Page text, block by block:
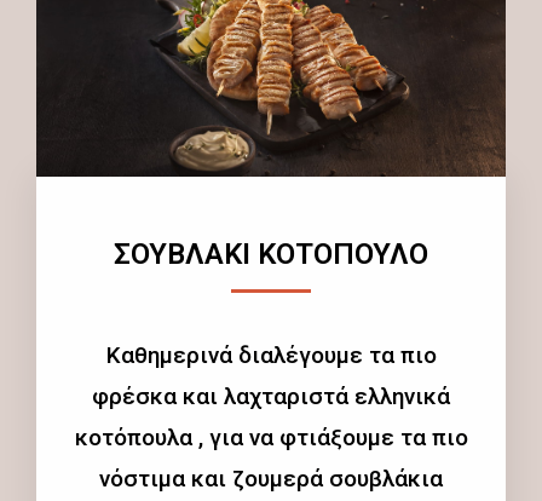
ΣΟΥΒΛΑΚΙ ΚΟΤΟΠΟΥΛΟ
Καθημερινά διαλέγουμε τα πιο
φρέσκα και λαχταριστά ελληνικά
κοτόπουλα , για να φτιάξουμε τα πιο
νόστιμα και ζουμερά σουβλάκια